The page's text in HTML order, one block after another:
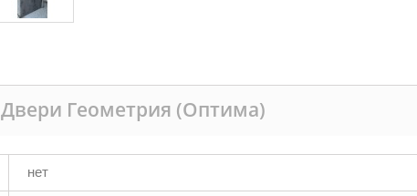
Двери Геометрия (Оптима)
нет